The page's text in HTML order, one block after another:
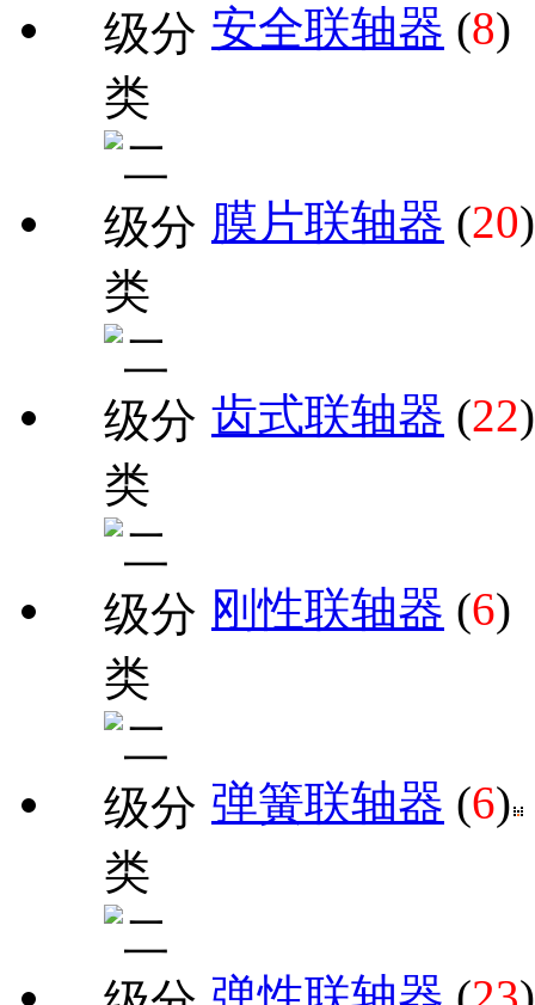
安全联轴器 (8)
膜片联轴器 (20)
齿式联轴器 (22)
刚性联轴器 (6)
弹簧联轴器 (6)